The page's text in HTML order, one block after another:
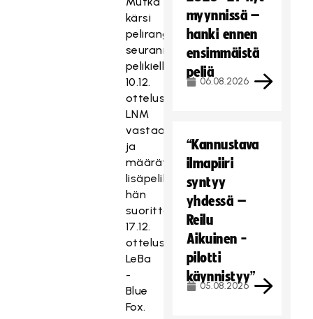
kärsi
pelirangaistuksesta
seuranneen
pelikiellon
10.12.
ottelussa
LNM
vastaan
ja
määrätyn
lisäpelikiellon
hän
suorittaa
17.12.
ottelussa
LeBa
-
Blue
Fox.
myynnissä –
hanki ennen
ensimmäistä
peliä
06.08.2026
“Kannustava
ilmapiiri
syntyy
yhdessä –
Reilu
Aikuinen -
pilotti
käynnistyy”
05.08.2026